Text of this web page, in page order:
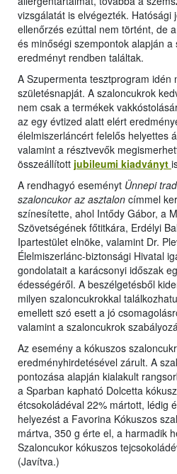
vizsgálatát is elvégezték. Hatósági
ellenőrzés ezúttal nem történt, de
és minőségi szempontok alapján
eredményt rendben találtak.
A Szupermenta tesztprogram idén
születésnapját. A szaloncukrok
nem csak a termékek
az egy évtized alatt elért
élelmiszerláncért felelős helyettes
valamint a résztvevők
összeállított jubileumi kiadványt
A rendhagyó eseményt Ünnepi
szaloncukor az asztalon címmel
színesítette, ahol Intődy Gábor, a
Szövetségének főtitkára, Erdélyi
Ipartestület elnöke, valamint Dr.
Élelmiszerlánc-biztonsági Hivatal
gondolatait a karácsonyi időszak
édességéről. A beszélgetésből
milyen szaloncukrokkal
emellett szó esett a jó
valamint a szaloncukrok
Az esemény a kókuszos
eredményhirdetésével zárult. A
pontozása alapján kialakult
a Sparban kapható Dolcetta
étcsokoládéval 22% mártott, lédig
helyezést a Favorina Kókuszos
mártva, 350 g érte el, a harmadik
Szaloncukor kókuszos
(Javítva.)